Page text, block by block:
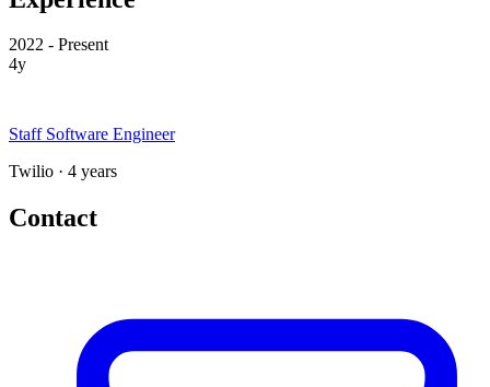
2022 - Present
4y
Staff Software Engineer
Twilio · 4 years
Contact